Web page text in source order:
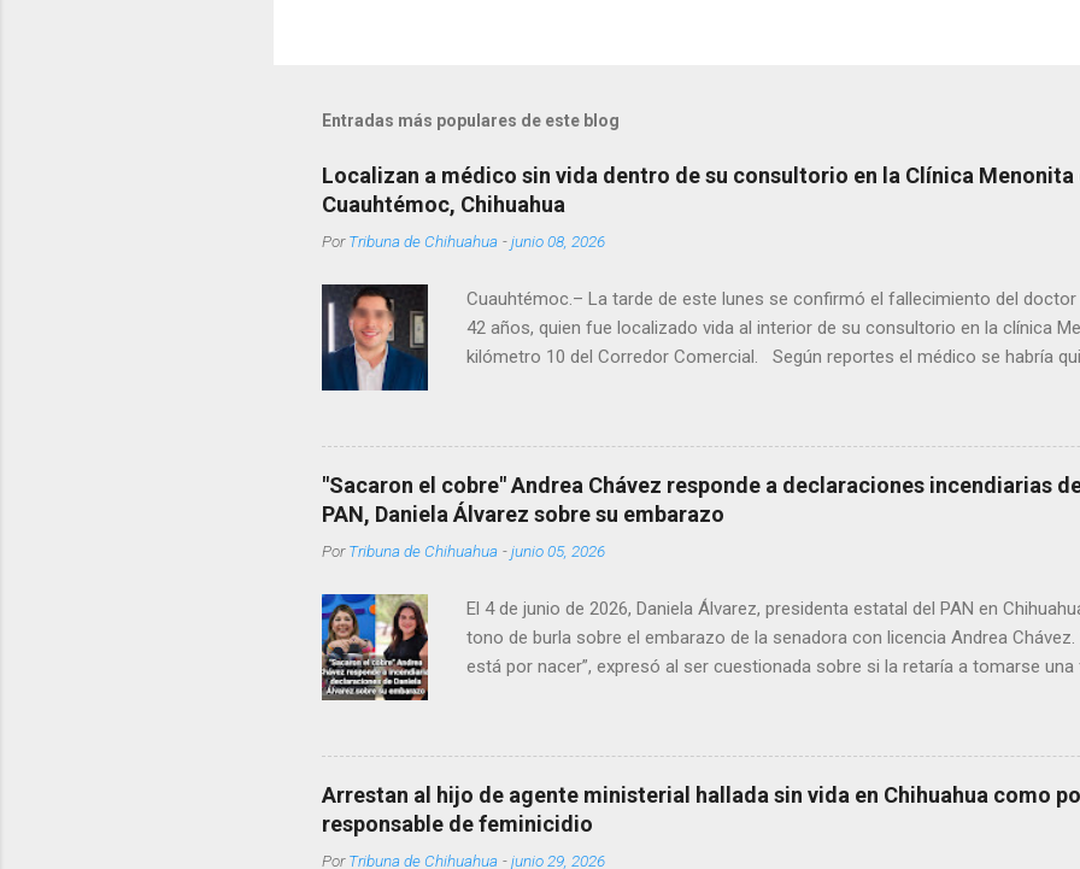
Entradas más populares de este blog
Localizan a médico sin vida dentro de su consultorio en la Clínica Menonita
Cuauhtémoc, Chihuahua
PorTribuna de Chihuahua -junio 08, 2026
Cuauhtémoc.– La tarde de este lunes se confirmó el fallecimiento del doctor
42 años, quien fue localizado vida al interior de su consultorio en la clínica
kilómetro 10 del Corredor Comercial. Según reportes el médico se habría
encontrándolo ya sin signos vitales. Erasmo Estrada, quien se desempeñó
Rotario en el periodo 2023–2024, era un médico reconocido en la región.
"Sacaron el cobre" Andrea Chávez responde a declaraciones incendiarias
PAN, Daniela Álvarez sobre su embarazo
PorTribuna de Chihuahua -junio 05, 2026
El 4 de junio de 2026, Daniela Álvarez, presidenta estatal del PAN en
tono de burla sobre el embarazo de la senadora con licencia Andrea Chávez.
está por nacer”, expresó al ser cuestionada sobre si la retaría a tomarse una
otra pregunta porque hay muchas emociones fuertes, ¿Qué tal si se le
IMSS?, ¿Qué tal si se le ocurre cruzar y luego le den un susto, y pues la
creo que tendrá que ser cuidadosa porque los personajes de Morena, cada
que, 'por favor, que pase que pase, que pase', todos están bajo esa
Arrestan al hijo de agente ministerial hallada sin vida en Chihuahua como
responsable de feminicidio
PorTribuna de Chihuahua -junio 29, 2026